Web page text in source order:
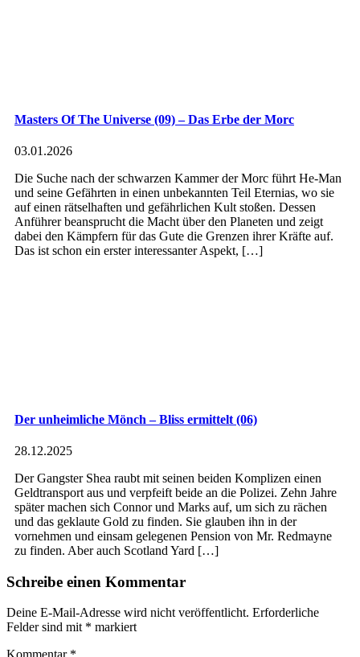
Masters Of The Universe (09) – Das Erbe der Morc
03.01.2026
Die Suche nach der schwarzen Kammer der Morc führt He-Man
und seine Gefährten in einen unbekannten Teil Eternias, wo sie
auf einen rätselhaften und gefährlichen Kult stoßen. Dessen
Anführer beansprucht die Macht über den Planeten und zeigt
dabei den Kämpfern für das Gute die Grenzen ihrer Kräfte auf.
Das ist schon ein erster interessanter Aspekt, […]
Der unheimliche Mönch – Bliss ermittelt (06)
28.12.2025
Der Gangster Shea raubt mit seinen beiden Komplizen einen
Geldtransport aus und verpfeift beide an die Polizei. Zehn Jahre
später machen sich Connor und Marks auf, um sich zu rächen
und das geklaute Gold zu finden. Sie glauben ihn in der
vornehmen und einsam gelegenen Pension von Mr. Redmayne
zu finden. Aber auch Scotland Yard […]
Schreibe einen Kommentar
Deine E-Mail-Adresse wird nicht veröffentlicht. Erforderliche
Felder sind mit * markiert